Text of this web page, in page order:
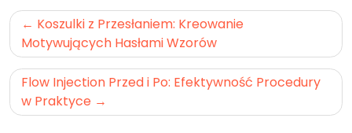
Nawigacja
wpisu
Koszulki z Przesłaniem: Kreowanie
Motywujących Hasłami Wzorów
Flow Injection Przed i Po: Efektywność Procedury
w Praktyce